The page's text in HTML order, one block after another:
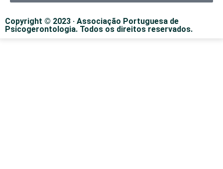
Copyright © 2023 · Associação Portuguesa de
Psicogerontologia. Todos os direitos reservados.